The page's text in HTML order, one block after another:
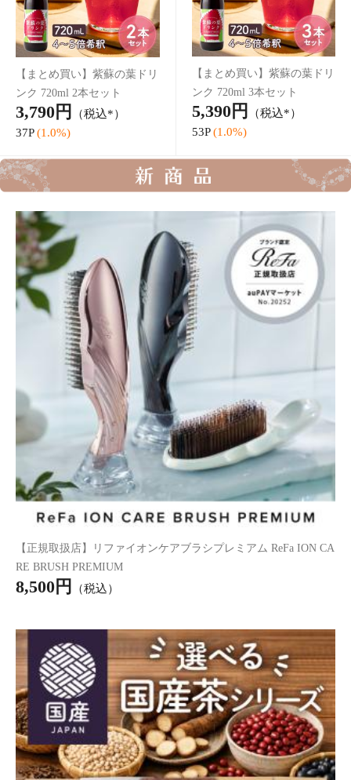
RE BRUSH PREMIUM
8,500円（税込）
【新発売】選べる 国産シリーズ ごぼう茶 はとむぎ茶 ほうじ茶
黒豆茶 あずき茶
1,390円（税込*）